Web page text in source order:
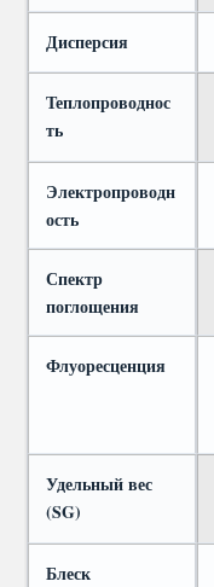
Дисперсия
Теплопроводнос
ть
Электропроводн
ость
Спектр
поглощения
Флуоресценция
Удельный вес
(SG)
Блеск